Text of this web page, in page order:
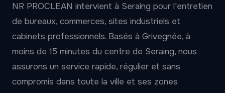
NR PROCLEAN intervient à Seraing pour l'entretien
de bureaux, commerces, sites industriels et
cabinets professionnels. Basés à Grivegnée, à
moins de 15 minutes du centre de Seraing, nous
assurons un service rapide, régulier et sans
compromis dans toute la ville et ses zones